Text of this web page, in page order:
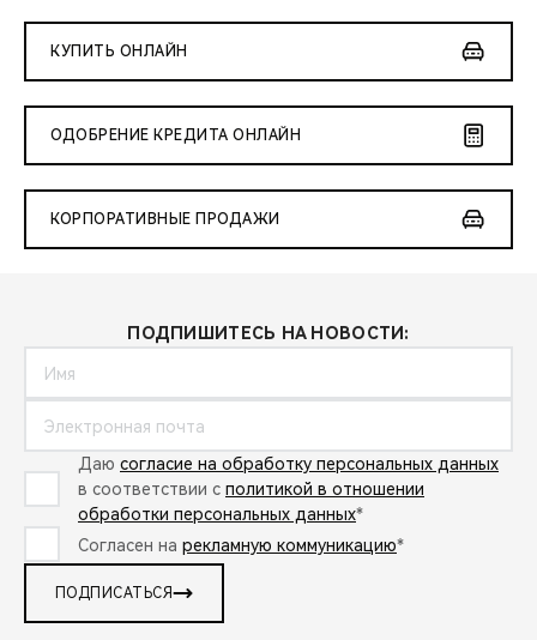
КУПИТЬ ОНЛАЙН
ОДОБРЕНИЕ КРЕДИТА ОНЛАЙН
КОРПОРАТИВНЫЕ ПРОДАЖИ
ПОДПИШИТЕСЬ НА НОВОСТИ:
Даю согласие на обработку персональных данных
в соответствии с политикой в отношении
обработки персональных данных*
Согласен на рекламную коммуникацию*
ПОДПИСАТЬСЯ